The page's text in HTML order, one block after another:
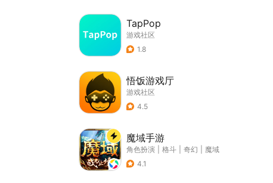
TapPop
游戏社区
1.8
悟饭游戏厅
游戏社区
4.5
魔域手游
角色扮演 格斗 奇幻
魔域
4.1